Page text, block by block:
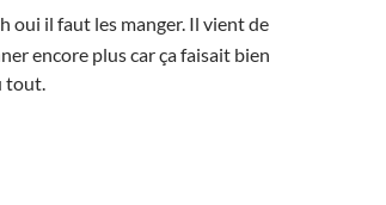
oui il faut les manger. Il vient de
encore plus car ça faisait bien
tout.
courgettes et chèvre frais Thermomix et